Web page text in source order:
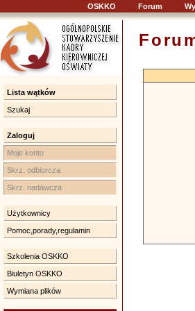
OSKKO Forum
Lista wątków
Szukaj
Zaloguj
Moje konto
Skrz. odbiorcza
Skrz. nadawcza
Użytkownicy
Pomoc,porady,regulamin
Szkolenia OSKKO
Biuletyn OSKKO
Wymiana plików